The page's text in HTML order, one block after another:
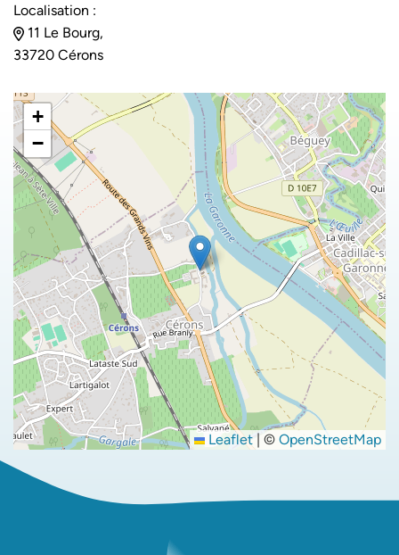
Localisation :
11 Le Bourg,
33720 Cérons
+
−
Leaflet | © OpenStreetMap